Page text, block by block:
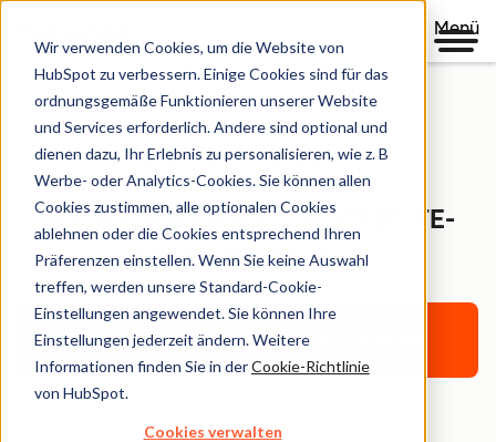
Wir verwenden Cookies, um die Website von
HubSpot zu verbessern. Einige Cookies sind für das
ordnungsgemäße Funktionieren unserer Website
und Services erforderlich. Andere sind optional und
dienen dazu, Ihr Erlebnis zu personalisieren, wie z. B
Werbe- oder Analytics-Cookies. Sie können allen
Cookies zustimmen, alle optionalen Cookies
ablehnen oder die Cookies entsprechend Ihren
Präferenzen einstellen. Wenn Sie keine Auswahl
treffen, werden unsere Standard-Cookie-
Einstellungen angewendet. Sie können Ihre
Einstellungen jederzeit ändern. Weitere
Informationen finden Sie in derCookie-Richtlinie
von HubSpot.
Cookies verwalten
Menü
Rechtsfragen
POSITIONIERUNG ZUR WEBSITE-
BARRIEREFREIHEIT
Zurück zur Startseite für Rechtsfragen